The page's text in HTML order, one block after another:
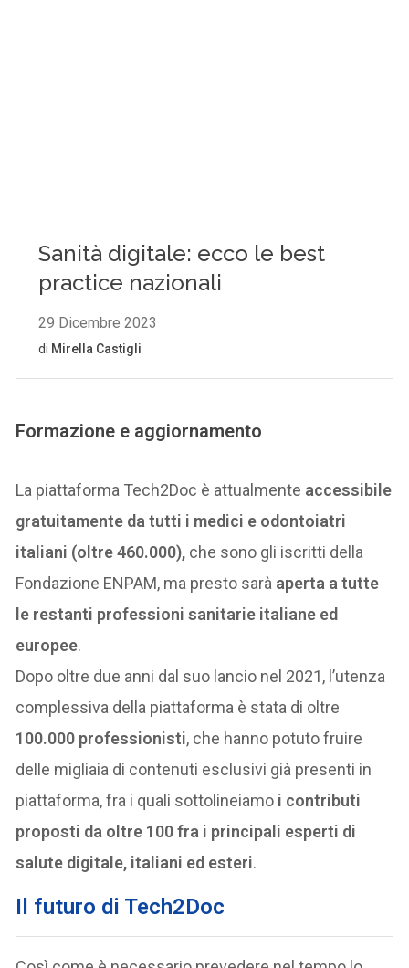
Formazione e aggiornamento
La piattaforma Tech2Doc è attualmente accessibile
gratuitamente da tutti i medici e odontoiatri
italiani (oltre 460.000), che sono gli iscritti della
Fondazione ENPAM, ma presto sarà aperta a tutte
le restanti professioni sanitarie italiane ed
europee.
Dopo oltre due anni dal suo lancio nel 2021, l’utenza
complessiva della piattaforma è stata di oltre
100.000 professionisti, che hanno potuto fruire
delle migliaia di contenuti esclusivi già presenti in
piattaforma, fra i quali sottolineiamo i contributi
proposti da oltre 100 fra i principali esperti di
salute digitale, italiani ed esteri.
Il futuro di Tech2Doc